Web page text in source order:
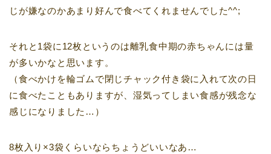
じが嫌なのかあまり好んで食べてくれませんでした^^;
それと1袋に12枚というのは離乳食中期の赤ちゃんには量
が多いかなと思います。
（食べかけを輪ゴムで閉じチャック付き袋に入れて次の日
に食べたこともありますが、湿気ってしまい食感が残念な
感じになりました…）
8枚入り×3袋くらいならちょうどいいなあ…